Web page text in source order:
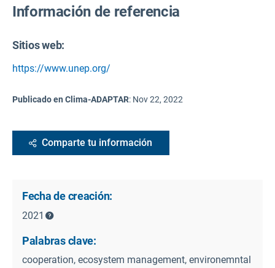
Información de referencia
Sitios web:
https://www.unep.org/
Publicado en Clima-ADAPTAR: Nov 22, 2022
Comparte tu información
Fecha de creación:
2021
Palabras clave:
cooperation, ecosystem management, environemntal